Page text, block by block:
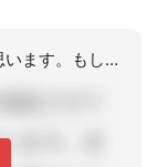
４月中に一連のことを行えば、O Kだと思います。もし要支援のままだったらそのまま